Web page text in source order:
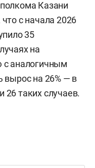
Казани
что с начала 2026
35
на
с аналогичным
вырос на 26% — в
26 таких случаев.